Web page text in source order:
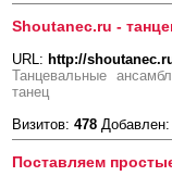
Shoutanec.ru -
URL: http://
Танцевальные
танец
Визитов: 478 Добавлен:
Поставляем